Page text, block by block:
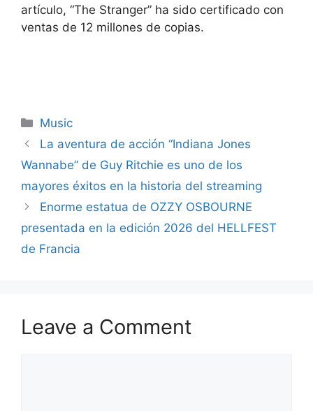
artículo, “The Stranger” ha sido certificado con
ventas de 12 millones de copias.
Categories
Music
La aventura de acción “Indiana Jones
Wannabe” de Guy Ritchie es uno de los
mayores éxitos en la historia del streaming
Enorme estatua de OZZY OSBOURNE
presentada en la edición 2026 del HELLFEST
de Francia
Leave a Comment